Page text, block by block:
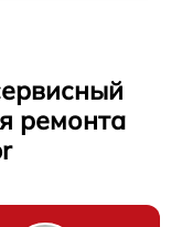
ремонта